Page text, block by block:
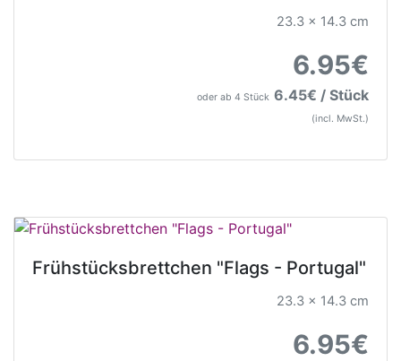
23.3 x 14.3 cm
6.95€
oder ab 4 Stück 6.45€ / Stück
(incl. MwSt.)
Frühstücksbrettchen "Flags - Portugal"
23.3 x 14.3 cm
6.95€